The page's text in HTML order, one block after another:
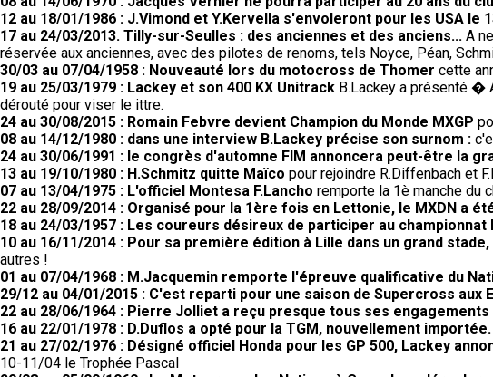
12 au 18/01/1986 : J.Vimond et Y.Kervella s'envoleront pour les USA le
17 au 24/03/2013. Tilly-sur-Seulles : des anciennes et des anciens... A
réservée aux anciennes, avec des pilotes de renoms, tels Noyce, Péan,
30/03 au 07/04/1958 : Nouveauté lors du motocross de Thomer cette
19 au 25/03/1979 : Lackey et son 400 KX Unitrack B.Lackey a présenté �
dérouté pour viser le ittre.
24 au 30/08/2015 : Romain Febvre devient Champion du Monde MXGP
08 au 14/12/1980 : dans une interview B.Lackey précise son surnom :
24 au 30/06/1991 : le congrès d'automne FIM annoncera peut-être la
13 au 19/10/1980 : H.Schmitz quitte Maïco pour rejoindre R.Diffenbach et
07 au 13/04/1975 : L'officiel Montesa F.Lancho remporte la 1è manche du
22 au 28/09/2014 : Organisé pour la 1ère fois en Lettonie, le MXDN a
18 au 24/03/1957 : Les coureurs désireux de participer au championnat
10 au 16/11/2014 : Pour sa première édition à Lille dans un grand
autres !
01 au 07/04/1968 : M.Jacquemin remporte l'épreuve qualificative du
29/12 au 04/01/2015 : C'est reparti pour une saison de Supercross aux
22 au 28/06/1964 : Pierre Jolliet a reçu presque tous ses
16 au 22/01/1978 : D.Duflos a opté pour la TGM, nouvellement importée.
21 au 27/02/1976 : Désigné officiel Honda pour les GP 500, Lackey
10-11/04 le Trophée Pascal